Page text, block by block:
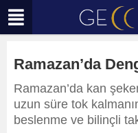
Ramazan’da
Ramazan’da kan
uzun süre tok
beslenme ve bilinçli